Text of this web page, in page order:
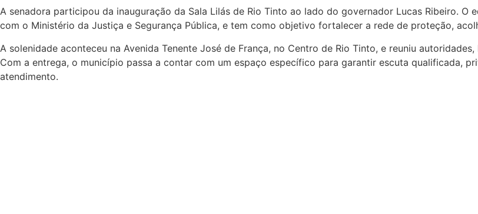
A senadora participou da inauguração da Sala Lilás de Rio Tinto ao lado do governador Lucas Ribeiro.
com o Ministério da Justiça e Segurança Pública, e tem como objetivo fortalecer a rede de proteção,
A solenidade aconteceu na Avenida Tenente José de França, no Centro de Rio Tinto, e reuniu
Com a entrega, o município passa a contar com um espaço específico para garantir escuta qualificada,
atendimento.